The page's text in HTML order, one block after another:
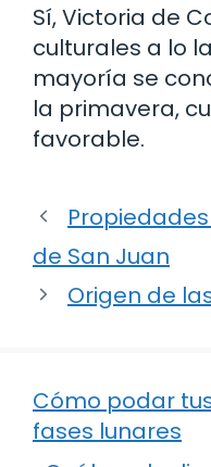
Sí, Victoria de
culturales a lo
mayoría se
la primavera,
favorable.
de San Juan
Origen de
Cómo podar
fases lunares